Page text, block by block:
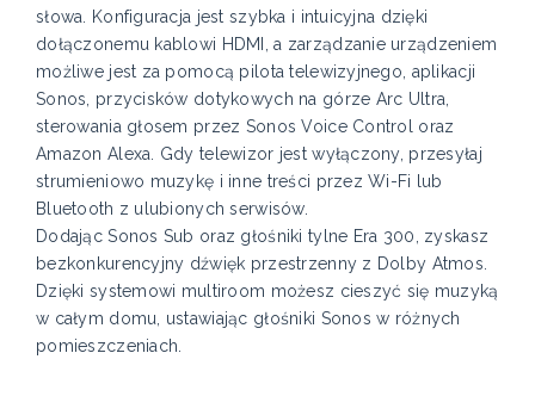
słowa. Konfiguracja jest szybka i intuicyjna dzięki
dołączonemu kablowi HDMI, a zarządzanie urządzeniem
możliwe jest za pomocą pilota telewizyjnego, aplikacji
Sonos, przycisków dotykowych na górze Arc Ultra,
sterowania głosem przez Sonos Voice Control oraz
Amazon Alexa. Gdy telewizor jest wyłączony, przesyłaj
strumieniowo muzykę i inne treści przez Wi-Fi lub
Bluetooth z ulubionych serwisów.
Dodając Sonos Sub oraz głośniki tylne Era 300, zyskasz
bezkonkurencyjny dźwięk przestrzenny z Dolby Atmos.
Dzięki systemowi multiroom możesz cieszyć się muzyką
w całym domu, ustawiając głośniki Sonos w różnych
pomieszczeniach.